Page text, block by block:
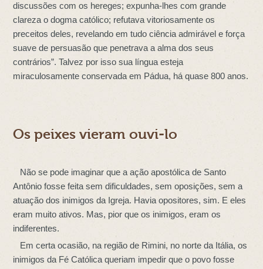
discussões com os hereges; expunha-lhes com grande
clareza o dogma católico; refutava vitoriosamente os
preceitos deles, revelando em tudo ciência admirável e força
suave de persuasão que penetrava a alma dos seus
contrários”. Talvez por isso sua língua esteja
miraculosamente conservada em Pádua, há quase 800 anos.
Os peixes vieram ouvi-lo
Não se pode imaginar que a ação apostólica de Santo
Antônio fosse feita sem dificuldades, sem oposições, sem a
atuação dos inimigos da Igreja. Havia opositores, sim. E eles
eram muito ativos. Mas, pior que os inimigos, eram os
indiferentes.
Em certa ocasião, na região de Rimini, no norte da Itália, os
inimigos da Fé Católica queriam impedir que o povo fosse